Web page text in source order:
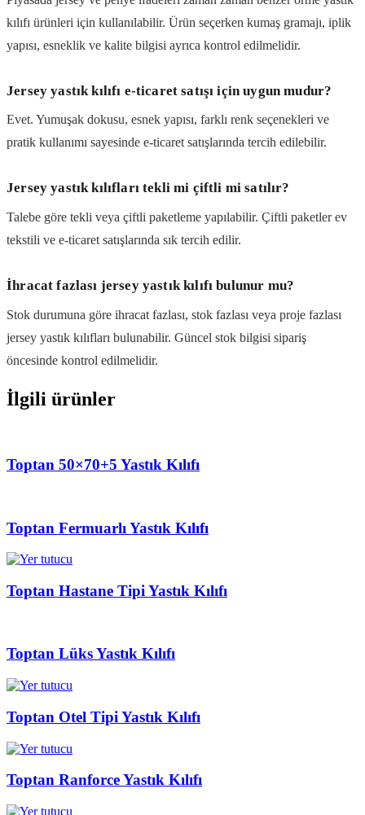
kılıfı ürünleri için kullanılabilir. Ürün seçerken kumaş gramajı, iplik
yapısı, esneklik ve kalite bilgisi ayrıca kontrol edilmelidir.
Jersey yastık kılıfı e-ticaret satışı için uygun mudur?
Evet. Yumuşak dokusu, esnek yapısı, farklı renk seçenekleri ve
pratik kullanımı sayesinde e-ticaret satışlarında tercih edilebilir.
Jersey yastık kılıfları tekli mi çiftli mi satılır?
Talebe göre tekli veya çiftli paketleme yapılabilir. Çiftli paketler ev
tekstili ve e-ticaret satışlarında sık tercih edilir.
İhracat fazlası jersey yastık kılıfı bulunur mu?
Stok durumuna göre ihracat fazlası, stok fazlası veya proje fazlası
jersey yastık kılıfları bulunabilir. Güncel stok bilgisi sipariş
öncesinde kontrol edilmelidir.
İlgili ürünler
Toptan 50×70+5 Yastık Kılıfı
Toptan Fermuarlı Yastık Kılıfı
Toptan Hastane Tipi Yastık Kılıfı
Toptan Lüks Yastık Kılıfı
Toptan Otel Tipi Yastık Kılıfı
Toptan Ranforce Yastık Kılıfı